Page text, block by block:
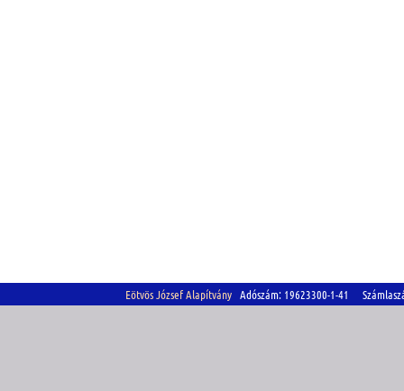
Eötvös József Alapítvány Adószám: 19623300-1-41